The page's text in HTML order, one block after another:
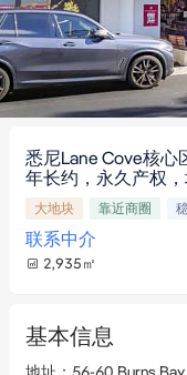
悉尼Lane Cove核心
年长约，永久产权
大地块 靠近商圈
联系中介
2,935 ㎡
基本信息